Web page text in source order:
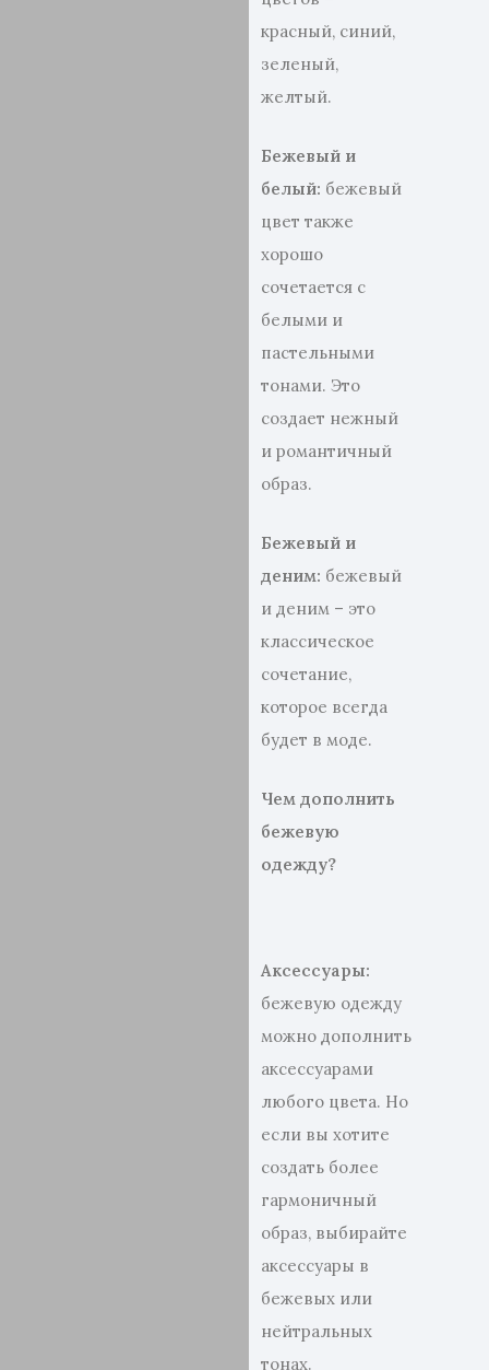
красный, синий,
зеленый,
желтый.
Бежевый и
белый: бежевый
цвет также
хорошо
сочетается с
белыми и
пастельными
тонами. Это
создает нежный
и романтичный
образ.
Бежевый и
деним: бежевый
и деним – это
классическое
сочетание,
которое всегда
будет в моде.
Чем дополнить
бежевую
одежду?
Аксессуары:
бежевую одежду
можно дополнить
аксессуарами
любого цвета. Но
если вы хотите
создать более
гармоничный
образ, выбирайте
аксессуары в
бежевых или
нейтральных
тонах.